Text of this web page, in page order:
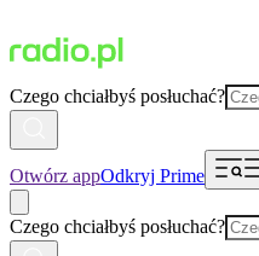
Czego chciałbyś posłuchać?
Otwórz appOdkryj Prime
Czego chciałbyś posłuchać?